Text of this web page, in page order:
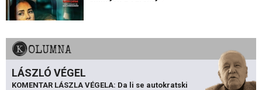
KOLUMNA
LÁSZLÓ VÉGEL
KOMENTAR LÁSZLA VÉGELA: Da li se autokratski